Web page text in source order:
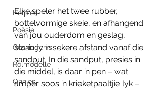
Helpies
Poësie
Geskiedenis
Rolmodelle
Onnies
Elke speler het twee rubber,
bottelvormige skeie, en afhangend
van jou ouderdom en geslag,
staan jy ’n sekere afstand vanaf die
sandput. In die sandput, presies in
die middel, is daar ’n pen – wat
amper soos ’n krieketpaaltjie lyk –